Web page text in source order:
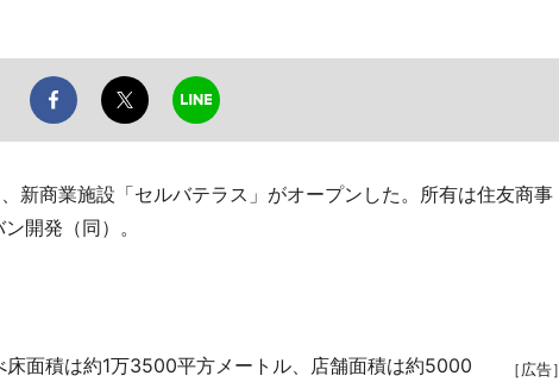
新商業施設「セルバテラス」がオープンした。所有は住友商事
開発（同）。
［広告］
面積は約1万3500平方メートル、店舗面積は約5000